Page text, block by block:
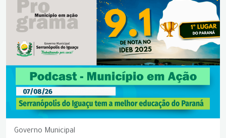
Governo Municipal